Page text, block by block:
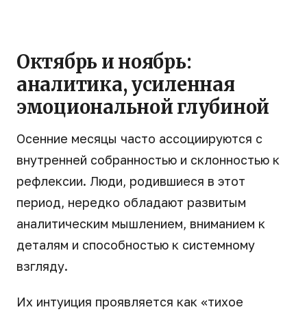
Октябрь и ноябрь:
аналитика, усиленная
эмоциональной глубиной
Осенние месяцы часто ассоциируются с
внутренней собранностью и склонностью к
рефлексии. Люди, родившиеся в этот
период, нередко обладают развитым
аналитическим мышлением, вниманием к
деталям и способностью к системному
взгляду.
Их интуиция проявляется как «тихое